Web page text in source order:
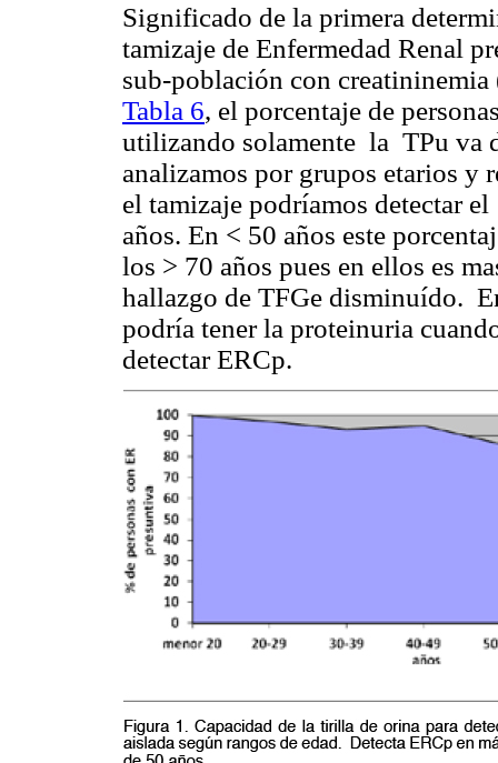
Significado de la primera
tamizaje de Enfermedad Renal
sub-población con
Tabla 6, el porcentaje de
utilizando solamente la TPu va
analizamos por grupos etarios y
el tamizaje podríamos detectar
años. En < 50 años este
los > 70 años pues en ellos es
hallazgo de TFGe disminuído.
podría tener la proteinuria
detectar ERCp.